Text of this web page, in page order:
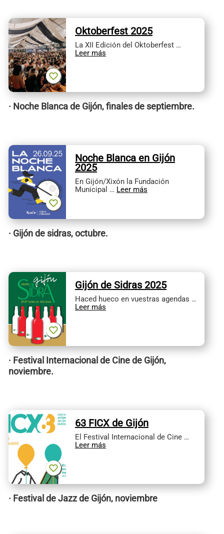
Oktoberfest 2025
La XII Edición del Oktoberfest …
Leer más
· Noche Blanca de Gijón, finales de septiembre.
Noche Blanca en Gijón
2025
En Gijón/Xixón la Fundación
Municipal … Leer más
· Gijón de sidras, octubre.
Gijón de Sidras 2025
Haced hueco en vuestras agendas …
Leer más
· Festival Internacional de Cine de Gijón,
noviembre.
63 FICX de Gijón
El Festival Internacional de Cine …
Leer más
· Festival de Jazz de Gijón, noviembre